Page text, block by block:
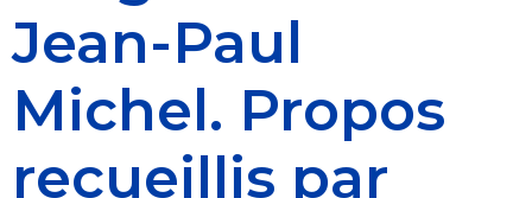
Jean-Paul
Michel. Propos
recueillis par